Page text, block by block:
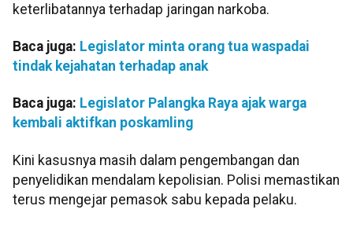
keterlibatannya terhadap jaringan narkoba.
Baca juga: Legislator minta orang tua waspadai
tindak kejahatan terhadap anak
Baca juga: Legislator Palangka Raya ajak warga
kembali aktifkan poskamling
Kini kasusnya masih dalam pengembangan dan
penyelidikan mendalam kepolisian. Polisi memastikan
terus mengejar pemasok sabu kepada pelaku.